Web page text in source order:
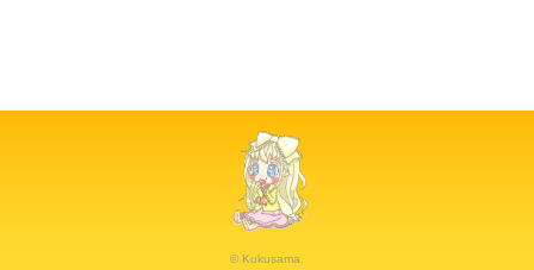
© Kukusama.